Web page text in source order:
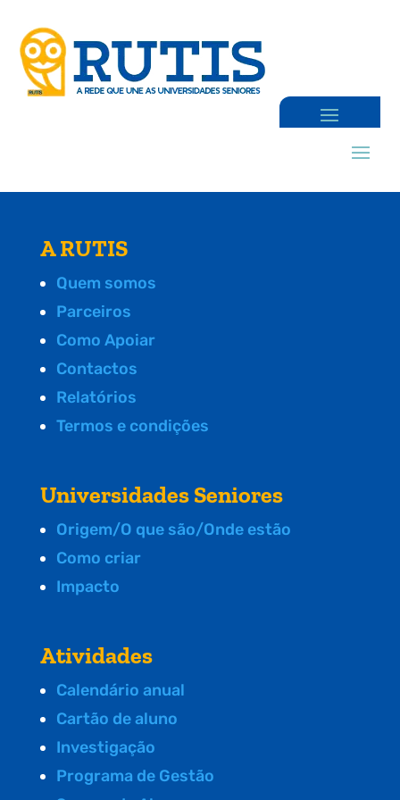
A RUTIS
Quem somos
Parceiros
Como Apoiar
Contactos
Relatórios
Termos e condições
Universidades Seniores
Origem/O que são/Onde estão
Como criar
Impacto
Atividades
Calendário anual
Cartão de aluno
Investigação
Programa de Gestão